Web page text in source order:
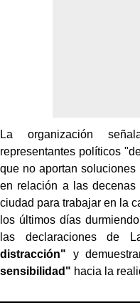
La organización
representantes políticos
que no aportan
en relación a las
ciudad para trabajar en la
los últimos días
las declaraciones de
distracción" y
sensibilidad" hacia la